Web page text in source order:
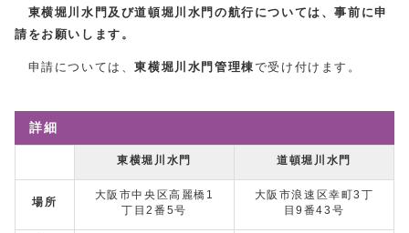
東横堀川水門及び道頓堀川水門の航行については、事前に申
請をお願いします。
申請については、東横堀川水門管理棟で受け付けます。
詳細
東横堀川水門 道頓堀川水門
場所
大阪市中央区高麗橋1
丁目2番5号
大阪市浪速区幸町3丁
目9番43号